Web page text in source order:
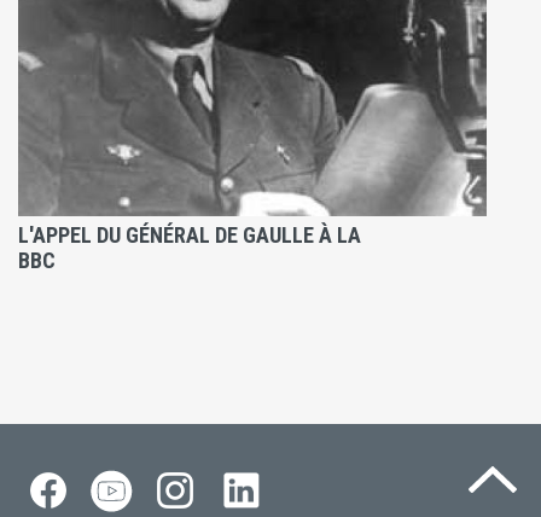
L'APPEL DU GÉNÉRAL DE GAULLE À LA
BBC